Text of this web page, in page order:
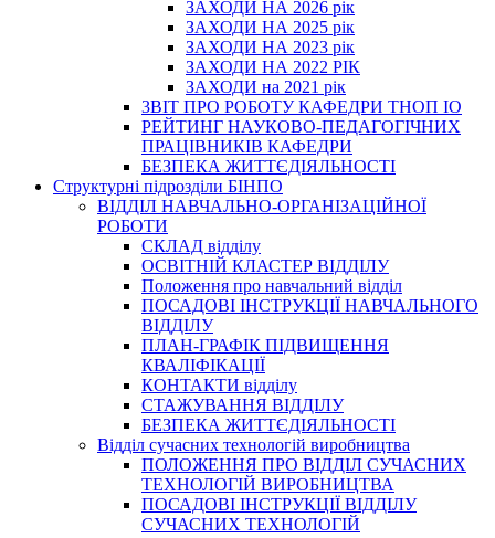
ЗАХОДИ НА 2026 рік
ЗАХОДИ НА 2025 рік
ЗАХОДИ НА 2023 рік
ЗАХОДИ НА 2022 РІК
ЗАХОДИ на 2021 рік
3BIT ПРО РОБОТУ КАФЕДРИ ТНОП ІО
РЕЙТИНГ НАУКОВО-ПЕДАГОГІЧНИХ
ПРАЦІВНИКІВ КАФЕДРИ
БЕЗПЕКА ЖИТТЄДІЯЛЬНОСТІ
Структурні підрозділи БІНПО
ВІДДІЛ НАВЧАЛЬНО-ОРГАНІЗАЦІЙНОЇ
РОБОТИ
СКЛАД відділу
ОСВІТНІЙ КЛАСТЕР ВІДДІЛУ
Положення про навчальний вiддiл
ПОСАДОВІ ІНСТРУКЦІЇ НАВЧАЛЬНОГО
ВІДДІЛУ
ПЛАН-ГРАФІК ПІДВИЩЕННЯ
КВАЛІФІКАЦІЇ
КОНТАКТИ відділу
СТАЖУВАННЯ ВІДДІЛУ
БЕЗПЕКА ЖИТТЄДІЯЛЬНОСТІ
Відділ сучасних технологій виробництва
ПОЛОЖЕННЯ ПРО ВІДДІЛ СУЧАСНИХ
ТЕХНОЛОГІЙ ВИРОБНИЦТВА
ПОСАДОВІ ІНСТРУКЦІЇ ВІДДІЛУ
СУЧАСНИХ ТЕХНОЛОГІЙ